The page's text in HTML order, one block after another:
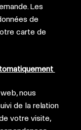
Les
de
carte de
nous
de la relation
votre visite,